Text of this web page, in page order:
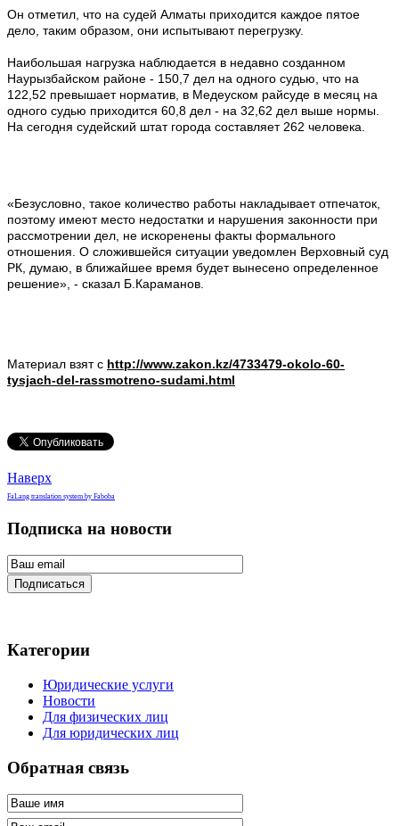
Он отметил, что на судей Алматы приходится каждое пятое
дело, таким образом, они испытывают перегрузку.
Наибольшая нагрузка наблюдается в недавно созданном
Наурызбайском районе - 150,7 дел на одного судью, что на
122,52 превышает норматив, в Медеуском райсуде в месяц на
одного судью приходится 60,8 дел - на 32,62 дел выше нормы.
На сегодня судейский штат города составляет 262 человека.
«Безусловно, такое количество работы накладывает отпечаток,
поэтому имеют место недостатки и нарушения законности при
рассмотрении дел, не искоренены факты формального
отношения. О сложившейся ситуации уведомлен Верховный суд
РК, думаю, в ближайшее время будет вынесено определенное
решение», - сказал Б.Караманов.
Материал взят с http://www.zakon.kz/4733479-okolo-60-
tysjach-del-rassmotreno-sudami.html
Наверх
FaLang translation system by Faboba
Подписка на новости
Подписаться
Категории
Юридические услуги
Новости
Для физических лиц
Для юридических лиц
Обратная связь